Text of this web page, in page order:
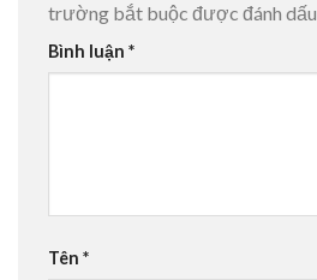
trường bắt buộc được đánh dấu
Bình luận *
Tên *